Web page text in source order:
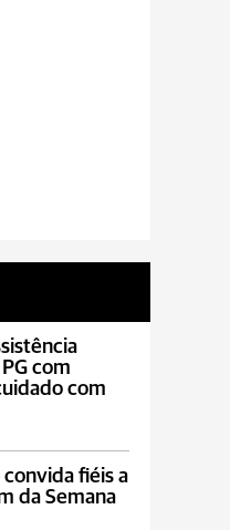
com
com
fiéis a
da Semana